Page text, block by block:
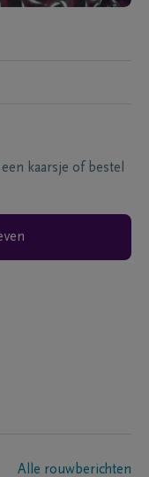
kaarsje of bestel
Alle rouwberichten